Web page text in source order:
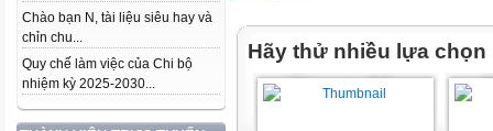
Chào bạn N, tài liệu siêu hay và
chỉn chu...
Quy chế làm việc của Chi bộ
nhiệm kỳ 2025-2030...
Hãy thử nhiều lựa chọn